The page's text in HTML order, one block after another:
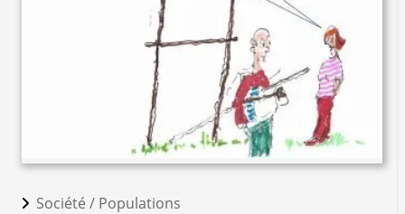
Société / Populations